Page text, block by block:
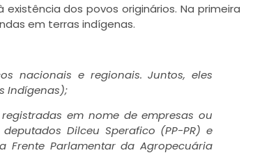
dos povos originários. Na primeira
em terras indígenas.
nacionais e regionais. Juntos, eles
Indígenas);
em nome de empresas ou
Dilceu Sperafico (PP-PR) e
Frente Parlamentar da Agropecuária